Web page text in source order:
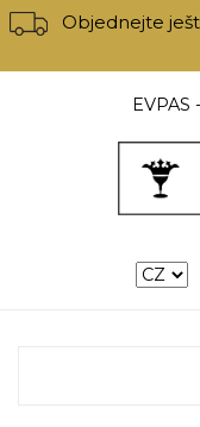
Objednejte